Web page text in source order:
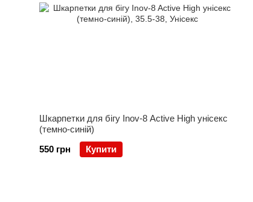
Шкарпетки для бігу Inov-8 Active High унісекс
(темно-синій)
550 грн
Купити